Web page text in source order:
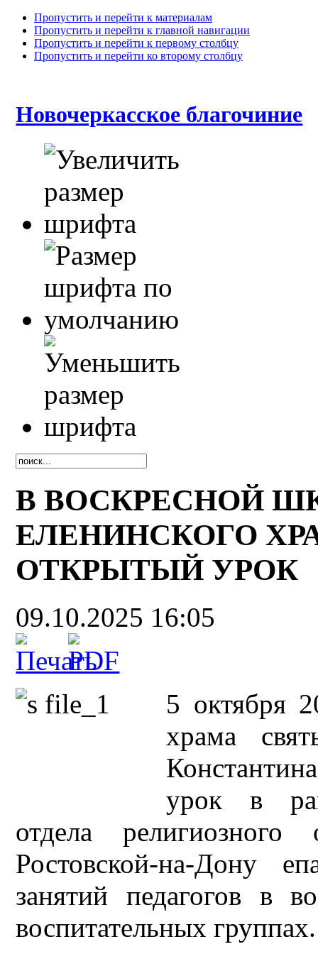
Пропустить и перейти к материалам
Пропустить и перейти к главной навигации
Пропустить и перейти к первому столбцу
Пропустить и перейти ко второму столбцу
Новочеркасское благочиние
В ВОСКРЕСНОЙ
ЕЛЕНИНСКОГО
ОТКРЫТЫЙ УРОК
09.10.2025 16:05
5 октября
храма
урок в
отдела религиозного
Ростовской-на-Дону
занятий педагогов в
воспитательных группах.